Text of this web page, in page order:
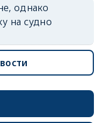
однако
на судно